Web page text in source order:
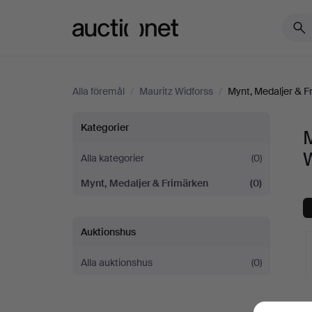
Alla föremål / Mauritz Widforss / Mynt, Medaljer &
Mynt,
Medaljer
&
Frimärken
på
Kategorier
Alla kategorier
(0)
Mynt, Medaljer & Frimärken
(0)
Auktionshus
Alla auktionshus (0)